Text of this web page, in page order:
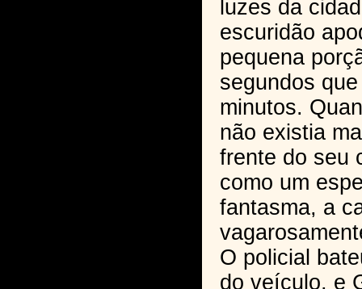
luzes da
escuridão
pequena
segundos
minutos.
não existia
frente do seu
como um
fantasma, a
O policial
do veículo, e